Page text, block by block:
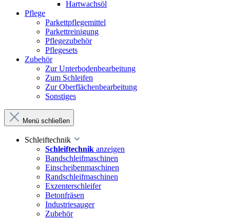
Hartwachsöl
Pflege
Parkettpflegemittel
Parkettreinigung
Pflegezubehör
Pflegesets
Zubehör
Zur Unterbodenbearbeitung
Zum Schleifen
Zur Oberflächenbearbeitung
Sonstiges
Menü schließen
Schleiftechnik
Schleiftechnik anzeigen
Bandschleifmaschinen
Einscheibenmaschinen
Randschleifmaschinen
Exzenterschleifer
Betonfräsen
Industriesauger
Zubehör